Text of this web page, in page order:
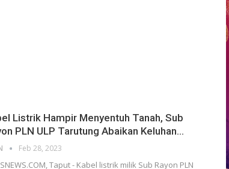
Listrik Hampir Menyentuh Tanah, Sub
PLN ULP Tarutung Abaikan Keluhan…
Feb 28, 2023
Taput - Kabel listrik milik Sub Rayon PLN